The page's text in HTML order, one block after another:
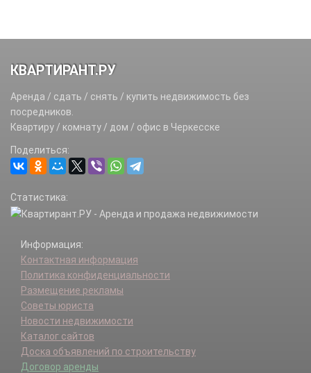
КВАРТИРАНТ.РУ
Аренда / сдать / снять / купить недвижимость без
посредников.
Квартиру / комнату / дом / офис в Черкесске
Поделиться:
Статистика:
Информация:
Контактная информация
Политика конфиденциальности
Размещение рекламы
Советы юриста
Новости недвижимости
Каталог сайтов
Доска объявлений по строительству
Договор аренды